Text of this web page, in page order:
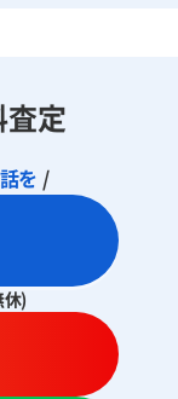
定
を /
)